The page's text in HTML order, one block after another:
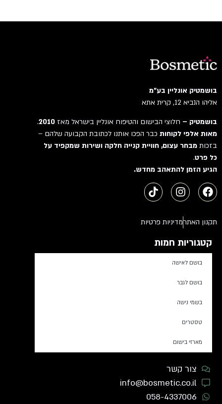
בושמטיק אונליין בע"מ
אליהו הנביא 12, קרית אתא
בושמטיק –חלוצי הבישום והטיפוח אונליין בישראל מאז2010
.
מאות אלפי לקוחותכבר הפכו אותנו לכתובת הקבועה שלהם –
בזכותמבחר עצום, חוויית קנייה חלקה ושירות שמקפיד על
כל פרט.
הגיע הזמן להתאהב מחדש.
תקנון האתרמדיניות פרטיות
קטגוריות חמות
בושם לאישה
בושם לגבר
בשמי נישה
טסטרים
מארזי בישום
צור קשר
info@bosmetic.co.il
058-4337006